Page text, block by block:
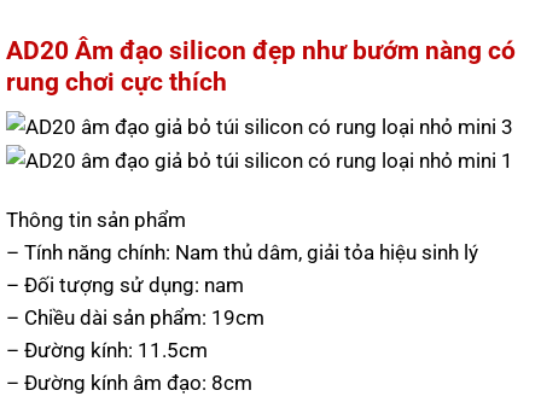
AD20 Âm đạo silicon đẹp như bướm nàng có
rung chơi cực thích
Thông tin sản phẩm
– Tính năng chính: Nam thủ dâm, giải tỏa hiệu sinh lý
– Đối tượng sử dụng: nam
– Chiều dài sản phẩm: 19cm
– Đường kính: 11.5cm
– Đường kính âm đạo: 8cm